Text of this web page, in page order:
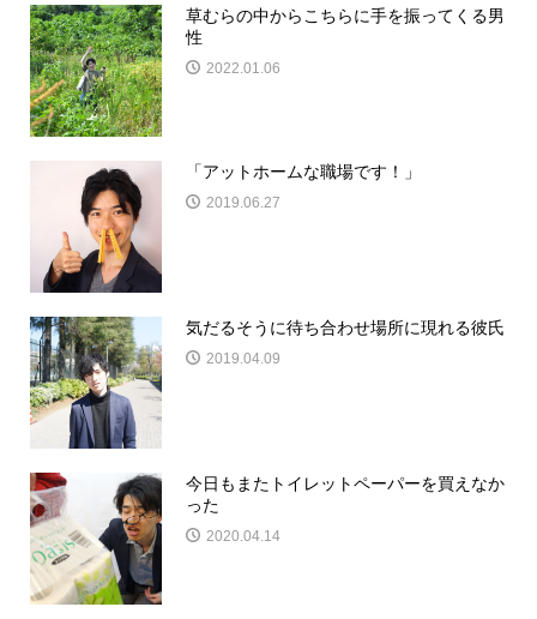
草むらの中からこちらに手を振ってくる男
性
2022.01.06
「アットホームな職場です！」
2019.06.27
気だるそうに待ち合わせ場所に現れる彼氏
2019.04.09
今日もまたトイレットペーパーを買えなか
った
2020.04.14